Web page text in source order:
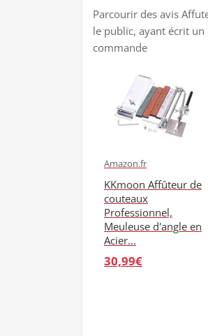
Parcourir des avis
le public, ayant écrit
commande
Amazon.fr
KKmoon Affûteur de
couteaux
Professionnel,
Meuleuse d'angle en
Acier...
30,99€